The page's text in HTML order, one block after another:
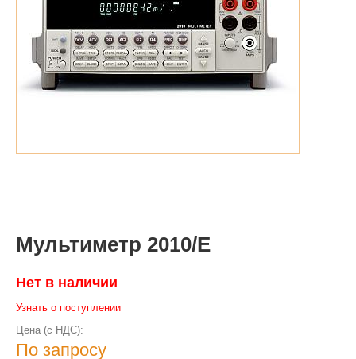
Мультиметр 2010/E
Нет в наличии
Узнать о поступлении
Цена (с НДС):
По запросу